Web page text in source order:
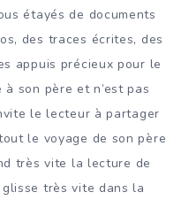
étayés de documents
des traces écrites, des
appuis précieux pour le
son père et n’est pas
le lecteur à partager
le voyage de son père
très vite la lecture de
très vite dans la